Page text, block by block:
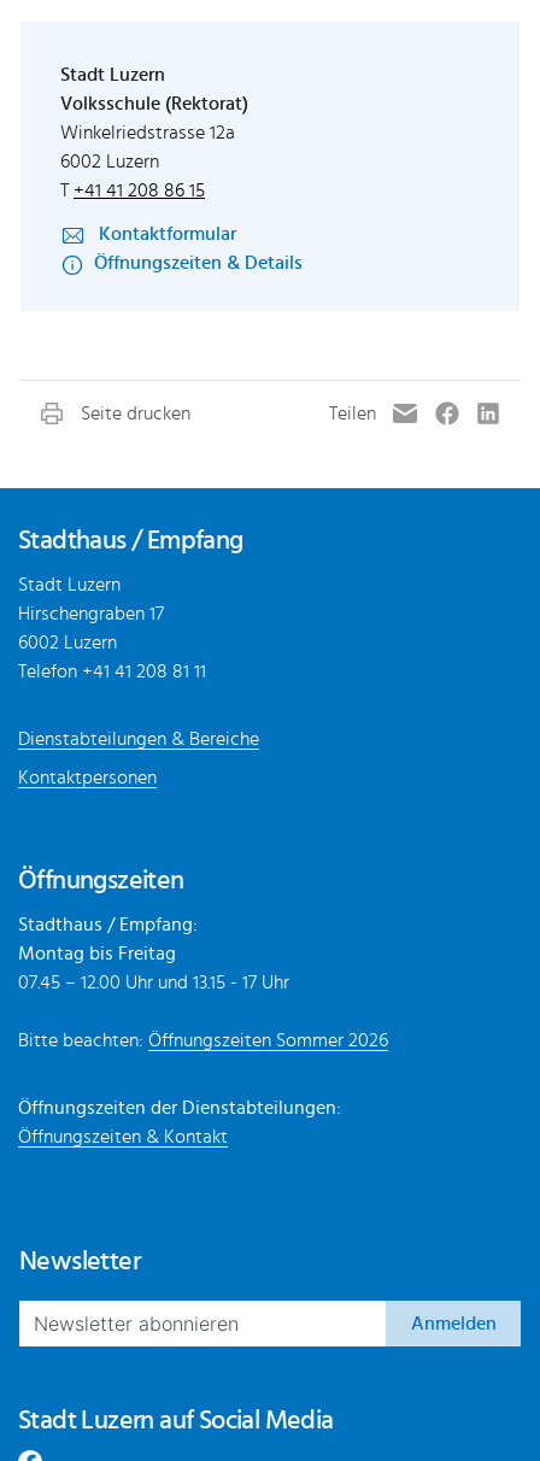
Stadt Luzern
Volksschule (Rektorat)
Winkelriedstrasse 12a
6002 Luzern
T +41 41 208 86 15
Kontaktformular
Öffnungszeiten & Details
Stadthaus / Empfang
Stadt Luzern
Hirschengraben 17
6002 Luzern
Telefon +41 41 208 81 11
Dienstabteilungen & Bereiche
Kontaktpersonen
Öffnungszeiten
Stadthaus / Empfang:
Montag bis Freitag
07.45 – 12.00 Uhr und 13.15 - 17 Uhr
Bitte beachten: Öffnungszeiten Sommer 2026
Öffnungszeiten der Dienstabteilungen:
Öffnungszeiten & Kontakt
Newsletter
Anmelden
Stadt Luzern auf Social Media